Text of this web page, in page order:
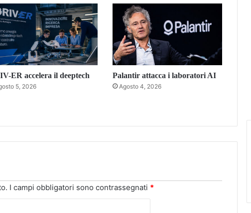
ER accelera il deeptech
5, 2026
Palantir attacca i laboratori AI
Agosto 4, 2026
I campi obbligatori sono contrassegnati *